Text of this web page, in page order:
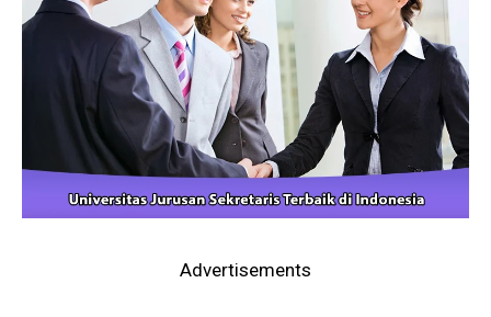
Advertisements